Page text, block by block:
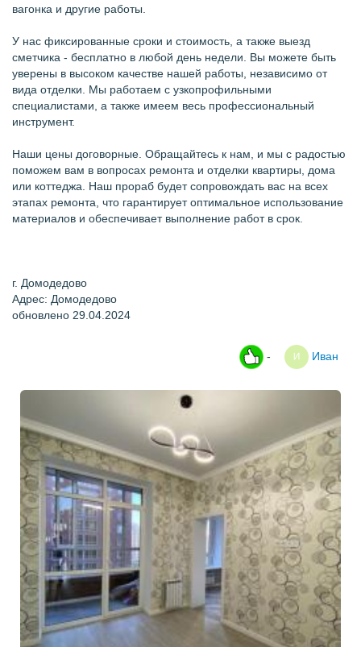
вагонка и другие работы.
У нас фиксированные сроки и стоимость, а также выезд
сметчика - бесплатно в любой день недели. Вы можете быть
уверены в высоком качестве нашей работы, независимо от
вида отделки. Мы работаем с узкопрофильными
специалистами, а также имеем весь профессиональный
инструмент.
Наши цены договорные. Обращайтесь к нам, и мы с радостью
поможем вам в вопросах ремонта и отделки квартиры, дома
или коттеджа. Наш прораб будет сопровождать вас на всех
этапах ремонта, что гарантирует оптимальное использование
материалов и обеспечивает выполнение работ в срок.
г. Домодедово
Адрес: Домодедово
обновлено 29.04.2024
- Иван